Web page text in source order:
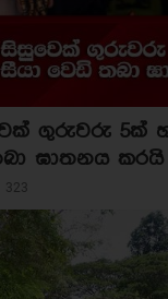
ගුරුවරු 5ක්
ඝාතනය කරයි
323